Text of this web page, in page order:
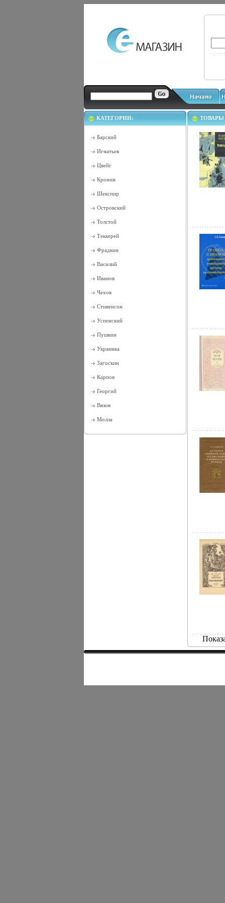
КАТЕГОРИИ:
Барский
Игнатьев
Цвейг
Кронин
Шекспир
Островский
Толстой
Теккерей
Фрадкин
Василий
Иванов
Чехов
Стивенсон
Успенский
Пушкин
Украинка
Загоскин
Карпов
Георгий
Вязов
Молла
ТОВАРЫ